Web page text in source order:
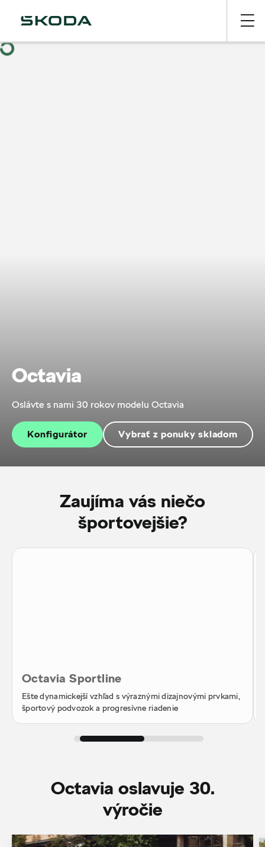
Octavia
Oslávte s nami 30 rokov modelu Octavia
Konfigurátor Vybrať z ponuky skladom
Zaujíma vás niečo
športovejšie?
Octavia Sportline
Ešte dynamickejší vzhľad s výraznými dizajnovými prvkami,
športový podvozok a progresívne riadenie
Octavia oslavuje 30.
‎výročie